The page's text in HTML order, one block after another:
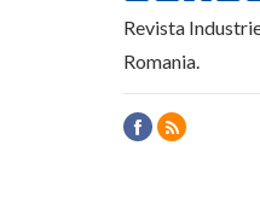
Revista
Romania.